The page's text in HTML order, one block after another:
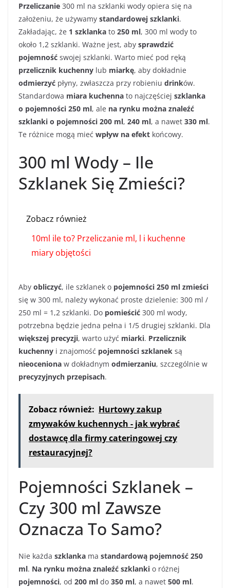
Przeliczanie 300 ml na szklanki wody opiera się na
założeniu, że używamy standardowej szklanki.
Zakładając, że 1 szklanka to 250 ml, 300 ml wody to
około 1,2 szklanki. Ważne jest, aby sprawdzić
pojemność swojej szklanki. Warto mieć pod ręką
przelicznik kuchenny lub miarkę, aby dokładnie
odmierzyć płyny, zwłaszcza przy robieniu drinków.
Standardowa miara kuchenna to najczęściej szklanka
o pojemności 250 ml, ale na rynku można znaleźć
szklanki o pojemności 200 ml, 240 ml, a nawet 330 ml.
Te różnice mogą mieć wpływ na efekt końcowy.
300 ml Wody – Ile
Szklanek Się Zmieści?
Zobacz również
10ml ile to? Przeliczanie ml, l i kuchenne
miary objętości
Aby obliczyć, ile szklanek o pojemności 250 ml zmieści
się w 300 ml, należy wykonać proste dzielenie: 300 ml /
250 ml = 1,2 szklanki. Do pomieścić 300 ml wody,
potrzebna będzie jedna pełna i 1/5 drugiej szklanki. Dla
większej precyzji, warto użyć miarki. Przelicznik
kuchenny i znajomość pojemności szklanek są
nieoceniona w dokładnym odmierzaniu, szczególnie w
precyzyjnych przepisach.
Zobacz również: Hurtowy zakup
zmywaków kuchennych - jak wybrać
dostawcę dla firmy cateringowej czy
restauracyjnej?
Pojemności Szklanek –
Czy 300 ml Zawsze
Oznacza To Samo?
Nie każda szklanka ma standardową pojemność 250
ml. Na rynku można znaleźć szklanki o różnej
pojemności, od 200 ml do 350 ml, a nawet 500 ml.